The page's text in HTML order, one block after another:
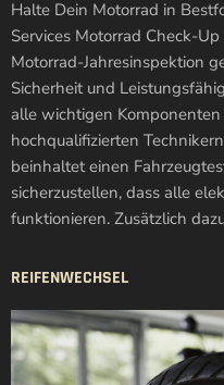
Halte Dein Motorrad in
Services Motorrad Check-
Motorrad-Jahresinspektion
Sicherheit und
alle wichtigen
hochqualifizierten
beinhaltet einen
sicherzustellen, dass alle
funktionieren. Zusätzlich
REIFENWECHSEL